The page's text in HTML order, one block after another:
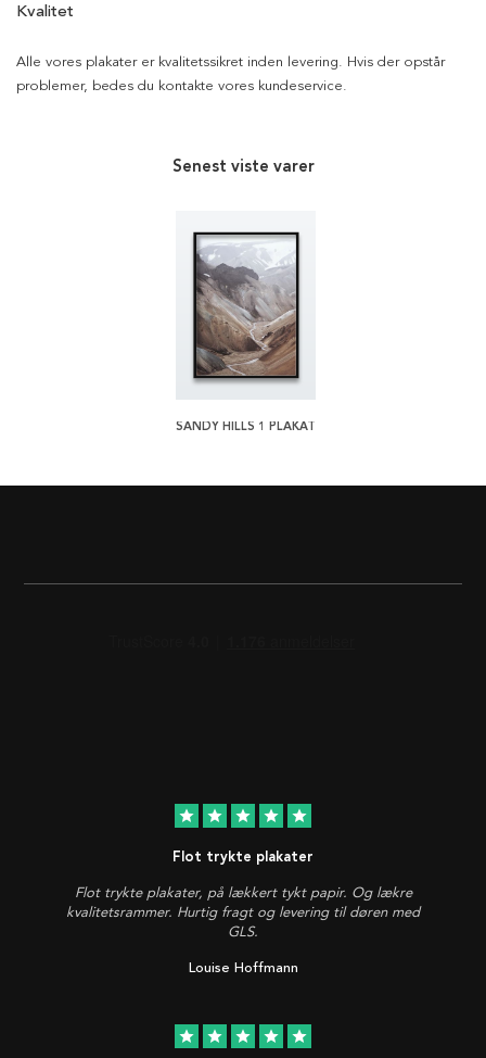
Kvalitet
Alle vores plakater er kvalitetssikret inden levering. Hvis der opstår
problemer, bedes du kontakte vores kundeservice.
Senest viste varer
SANDY HILLS 1 PLAKAT
star star star star star
Flot trykte plakater
Flot trykte plakater, på lækkert tykt papir. Og lækre
kvalitetsrammer. Hurtig fragt og levering til døren med
GLS.
Louise Hoffmann
star star star star star